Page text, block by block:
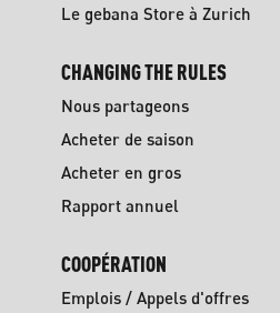
Le gebana Store à Zurich
CHANGING THE RULES
Nous partageons
Acheter de saison
Acheter en gros
Rapport annuel
COOPÉRATION
Emplois / Appels d'offres